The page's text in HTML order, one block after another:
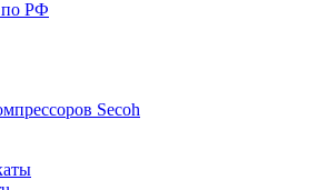
по РФ
Secoh